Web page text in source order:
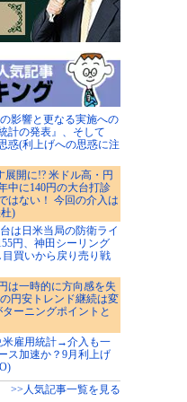
影響と更なる実施への
計の発表』、そして
惑(利上げへの思惑に注
展開に!? 米ドル高・円
中に140円の大台打診
はない！ 今回の介入は
)
は日米当局の防衛ライ
円、神田シーリング
買いから戻り売り戦
は一時的に方向感を失
円安トレンド継続は変
ーニングポイントと
米雇用統計→介入も一
ス加速か？9月利上げ
>>人気記事一覧を見る